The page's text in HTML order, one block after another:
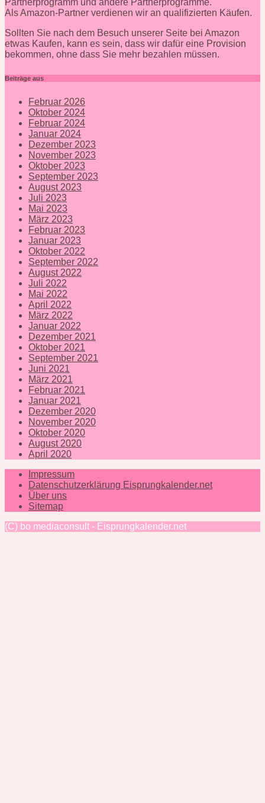
Partnerprogramm und andere Partnerprogramme.
Als Amazon-Partner verdienen wir an qualifizierten Käufen.
Sollten Sie nach dem Besuch unserer Seite bei Amazon
etwas Kaufen, kann es sein, dass wir dafür eine Provision
bekommen, ohne dass Sie mehr bezahlen müssen.
Beiträge aus
Februar 2026
Oktober 2024
Februar 2024
Januar 2024
Dezember 2023
November 2023
Oktober 2023
September 2023
August 2023
Juli 2023
Mai 2023
März 2023
Februar 2023
Januar 2023
Oktober 2022
September 2022
August 2022
Juli 2022
Mai 2022
April 2022
März 2022
Januar 2022
Dezember 2021
Oktober 2021
September 2021
Juni 2021
März 2021
Februar 2021
Januar 2021
Dezember 2020
November 2020
Oktober 2020
August 2020
April 2020
Impressum
Datenschutzerklärung Eisprungkalender.net
Über uns
Sitemap
(C) bo mediaconsult - Eisprungkalender.net